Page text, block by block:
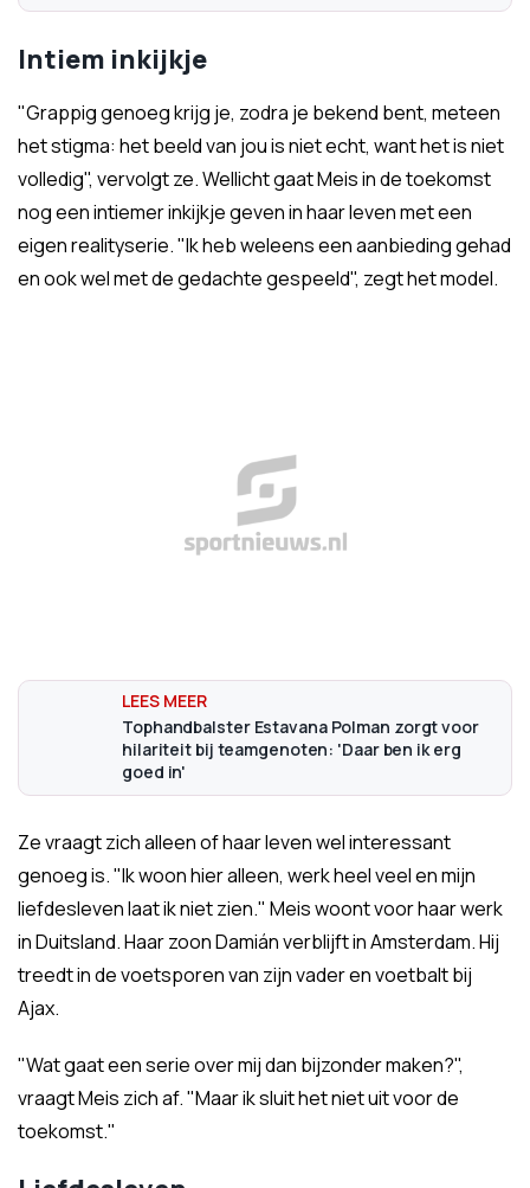
Intiem inkijkje
"Grappig genoeg krijg je, zodra je bekend bent, meteen
het stigma: het beeld van jou is niet echt, want het is niet
volledig", vervolgt ze. Wellicht gaat Meis in de toekomst
nog een intiemer inkijkje geven in haar leven met een
eigen realityserie. "Ik heb weleens een aanbieding gehad
en ook wel met de gedachte gespeeld", zegt het model.
Tophandbalster Estavana Polman zorgt voor
hilariteit bij teamgenoten: 'Daar ben ik erg
goed in'
Ze vraagt zich alleen of haar leven wel interessant
genoeg is. "Ik woon hier alleen, werk heel veel en mijn
liefdesleven laat ik niet zien." Meis woont voor haar werk
in Duitsland. Haar zoon Damián verblijft in Amsterdam. Hij
treedt in de voetsporen van zijn vader en voetbalt bij
Ajax.
"Wat gaat een serie over mij dan bijzonder maken?",
vraagt Meis zich af. "Maar ik sluit het niet uit voor de
toekomst."